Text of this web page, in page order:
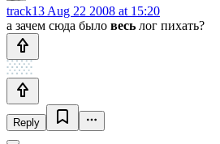
track13 Aug 22 2008 at 15:20
а зачем сюда было весь лог пихать?
Reply